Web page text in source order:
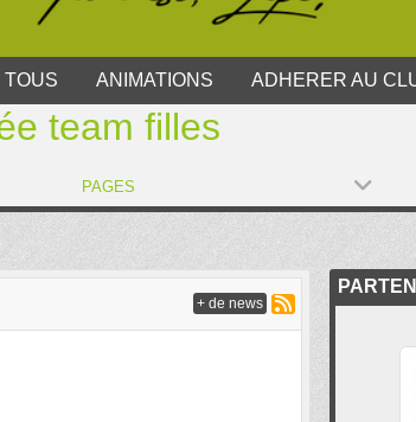
TOUS ANIMATIONS ADHERER AU
team filles
PAGES
+ de news